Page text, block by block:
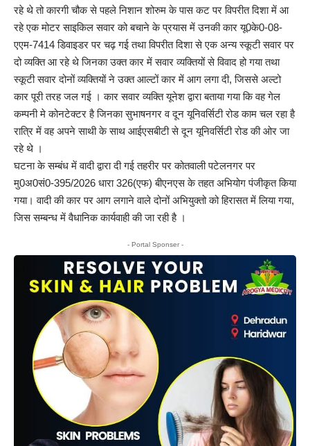
रहे थे तो कारगी चौक से पहले निशान शोरुम के पास कट पर विपरीत दिशा में आ
रहे एक मोटर साइकिल सवार को बचाने के प्रयास में उनकी कार यू0के0-08-
एएम-7414 डिवाइडर पर चढ़ गई तथा विपरीत दिशा से एक अन्य स्कूटी सवार पर
दो व्यक्ति आ रहे थे जिनका उक्त कार में सवार व्यक्तियों से विवाद हो गया तथा
स्कूटी सवार दोनों व्यक्तियों ने उक्त आल्टों कार में आग लगा दी, जिससे अल्टो
कार पूरी तरह जल गई । कार सवार व्यक्ति यूनेश द्वारा बताया गया कि वह गेल
कम्पनी मे कोनटेक्टर है जिनका सुभाषनगर व दून यूनिवर्सिटी रोड काम चल रहा है
रात्रि में वह अपने साथी के साथ आईएसबीटी से दून यूनिवर्सिटी रोड की ओर जा
रहे थे ।
घटना के सम्बंध में वादी द्वारा दी गई तहरीर पर कोतवाली पटेलनगर पर
मु0अ0सं0-395/2026 धारा 326(एफ) बीएनएस के तहत अभियोग पंजीकृत किया
गया। वादी की कार पर आग लगाने वाले दोनों अभियुक्तो को हिरासत में लिया गया,
जिस सम्बन्ध में वैधानिक कार्यवाही की जा रही है ।
- Portal Sponser -